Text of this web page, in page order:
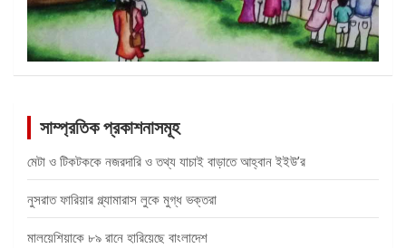
সাম্প্রতিক প্রকাশনাসমূহ
মেটা ও টিকটককে নজরদারি ও তথ্য যাচাই বাড়াতে আহ্বান ইইউ’র
নুসরাত ফারিয়ার গ্ল্যামারাস লুকে মুগ্ধ ভক্তরা
মালয়েশিয়াকে ৮৯ রানে হারিয়েছে বাংলাদেশ